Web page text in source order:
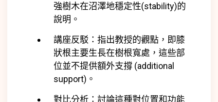
強樹木在沼澤地穩定性(stability)的
說明。
講座反駁：指出教授的觀點，即膝
狀根主要生長在樹根寬處，這些部
位並不提供額外支撐 (additional
support) 。
對比分析：討論這種對位置和功能